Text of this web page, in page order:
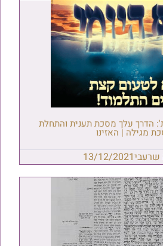
הדרך עלך מסכת תענית והתחלת
מגילה | האזינו
13/12/2021